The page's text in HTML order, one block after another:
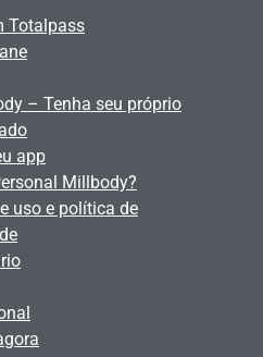
Totalpass
– Tenha seu próprio
app
Millbody?
uso e política de